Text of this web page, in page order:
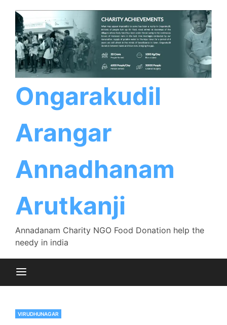
Ongarakudil
Arangar
Annadhanam
Arutkanji
Annadanam Charity NGO Food Donation help the
needy in india
VIRUDHUNAGAR